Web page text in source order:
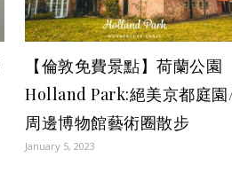
【倫敦免費景點】荷蘭公園
Holland Park:絕美京都庭
周邊博物館藝術圈散步
January 5, 2023